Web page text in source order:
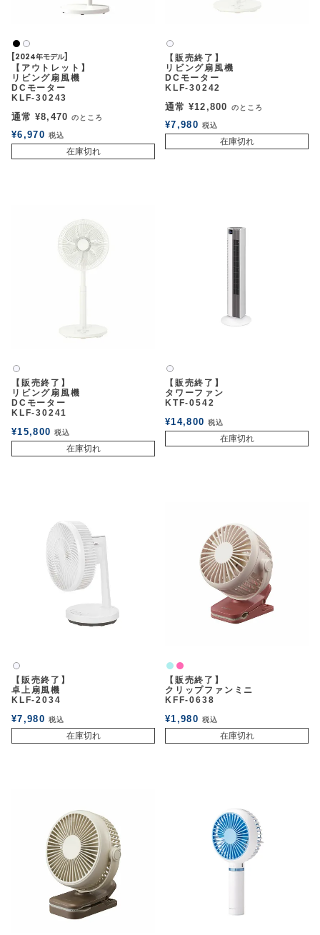
黒 白2
[2024年モデル]
【アウトレット】
リビング扇風機
DCモーター
KLF-30243
通常 ¥8,470 のところ
¥6,970 税込
在庫切れ
白2
【販売終了】
リビング扇風機
DCモーター
KLF-30242
通常 ¥12,800 のところ
¥7,980 税込
在庫切れ
白2
【販売終了】
リビング扇風機
DCモーター
KLF-30241
¥15,800 税込
在庫切れ
白2
【販売終了】
タワーファン
KTF-0542
¥14,800 税込
在庫切れ
白2
【販売終了】
卓上扇風機
KLF-2034
¥7,980 税込
在庫切れ
ライトブルー
ピンク
【販売終了】
クリップファンミニ
KFF-0638
¥1,980 税込
在庫切れ